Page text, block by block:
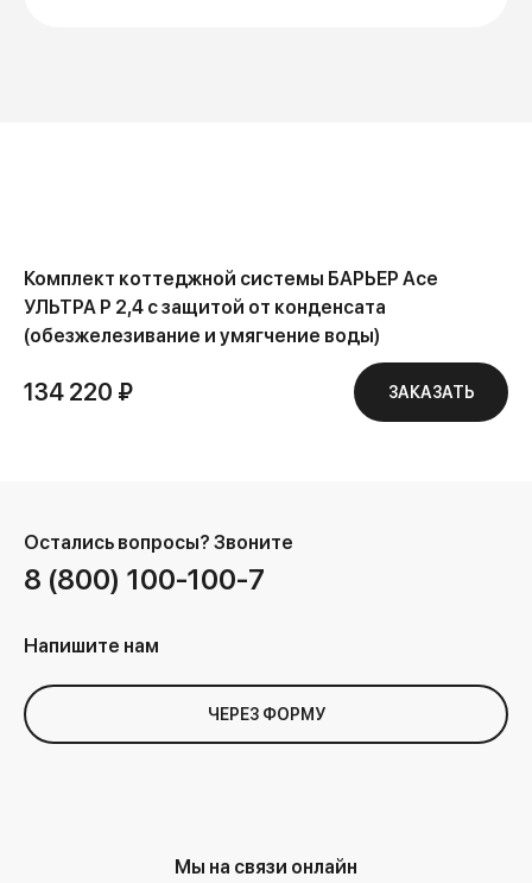
Комплект коттеджной системы БАРЬЕР Ace
УЛЬТРА P 2,4 с защитой от конденсата
(обезжелезивание и умягчение воды)
134 220 ₽ ЗАКАЗАТЬ
Остались вопросы? Звоните
8 (800) 100-100-7
Напишите нам
ЧЕРЕЗ ФОРМУ
Мы на связи онлайн